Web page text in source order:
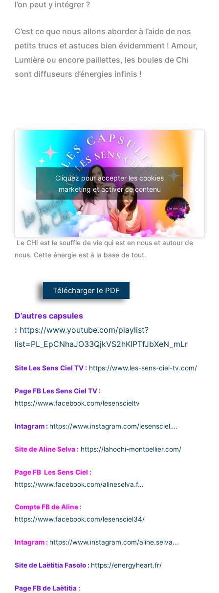
l’on peut y intégrer ?
C’est ce que nous allons aborder à l’aide de nos
petits trucs et astuces bien évidemment ! Amour,
Lumière ou encore paillettes, les boules de Chi
sont diffuseurs d’énergies infinis !
Cliquez pour accepter les cookies
marketing et activer ce contenu
Le CHI est le souffle de vie qui est en nous et autour de
nous. Cette énergie est à la base de tout.
Télécharger le PDF
D’autres capsules
: https://www.youtube.com/playlist?
list=PL_EpCNhaJO33QjkVS2hKlPTfJbXeN_mLr
Site Les Sens Ciel TV : https://www.les-sens-ciel-tv.com/
Page FB Les Sens Ciel TV :
https://www.facebook.com/lesenscieltv
Intagram : https://www.instagram.com/lesensciel….
Site de Aline Selva : https://lahochi-montpellier.com/
Page FB Les Sens Ciel :
https://www.facebook.com/alineselva.f…
Compte FB de Aline :
https://www.facebook.com/lesensciel34/
Intagram : https://www.instagram.com/aline.selva…
Site de Laëtitia Fasolo : https://energyheart.fr/
Page FB de Laëtitia :